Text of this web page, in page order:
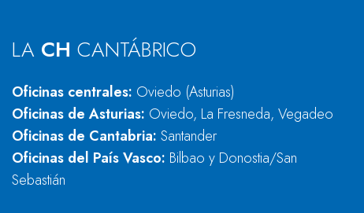
LA CH CANTÁBRICO
Oficinas centrales: Oviedo (Asturias)
Oficinas de Asturias: Oviedo, La Fresneda, Vegadeo
Oficinas de Cantabria: Santander
Oficinas del País Vasco: Bilbao y Donostia/San
Sebastián